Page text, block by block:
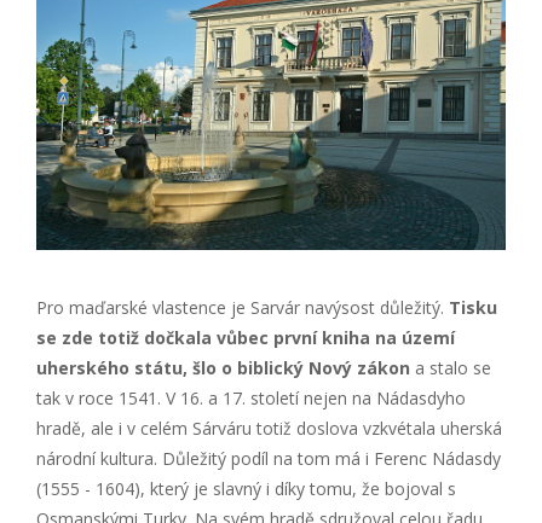
Pro maďarské vlastence je Sarvár navýsost důležitý. Tisku
se zde totiž dočkala vůbec první kniha na území
uherského státu, šlo o biblický Nový zákon a stalo se
tak v roce 1541. V 16. a 17. století nejen na Nádasdyho
hradě, ale i v celém Sárváru totiž doslova vzkvétala uherská
národní kultura. Důležitý podíl na tom má i Ferenc Nádasdy
(1555 - 1604), který je slavný i díky tomu, že bojoval s